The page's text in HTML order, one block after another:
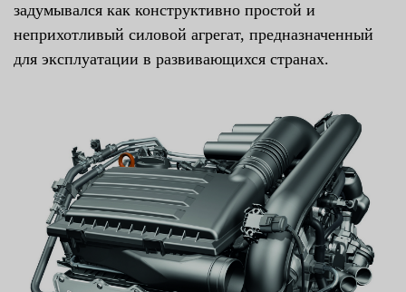
задумывался как конструктивно простой и
неприхотливый силовой агрегат, предназначенный
для эксплуатации в развивающихся странах.